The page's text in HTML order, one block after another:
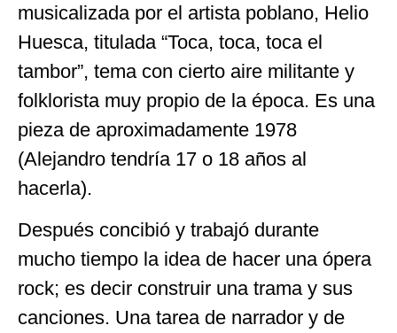
musicalizada por el artista poblano, Helio
Huesca, titulada “Toca, toca, toca el
tambor”, tema con cierto aire militante y
folklorista muy propio de la época. Es una
pieza de aproximadamente 1978
(Alejandro tendría 17 o 18 años al
hacerla).
Después concibió y trabajó durante
mucho tiempo la idea de hacer una ópera
rock; es decir construir una trama y sus
canciones. Una tarea de narrador y de